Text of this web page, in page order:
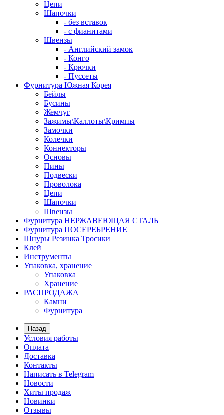
Цепи
Шапочки
- без вставок
- с фианитами
Швензы
- Английский замок
- Конго
- Крючки
- Пуссеты
Фурнитура Южная Корея
Бейлы
Бусины
Жемчуг
Зажимы\Каллоты\Кримпы
Замочки
Колечки
Коннекторы
Основы
Пины
Подвески
Проволока
Цепи
Шапочки
Швензы
Фурнитура НЕРЖАВЕЮЩАЯ СТАЛЬ
Фурнитура ПОСЕРЕБРЕНИЕ
Шнуры Резинка Тросики
Клей
Инструменты
Упаковка, хранение
Упаковка
Хранение
РАСПРОДАЖА
Камни
Фурнитура
Назад
Условия работы
Оплата
Доставка
Контакты
Написать в Telegram
Новости
Хиты продаж
Новинки
Отзывы